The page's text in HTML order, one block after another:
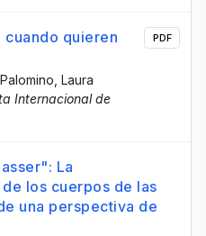
cuando quieren
, Laura
Internacional de
PDF
La
los cuerpos de las
una perspectiva de